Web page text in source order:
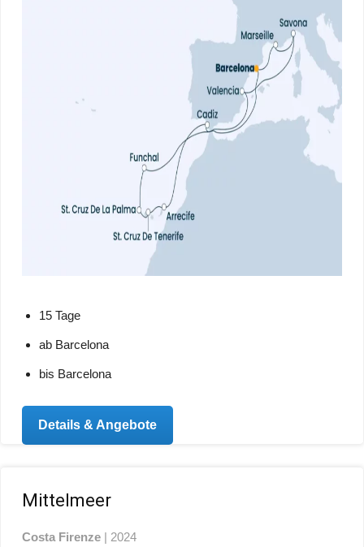
15 Tage
ab Barcelona
bis Barcelona
Details & Angebote
Mittelmeer
Costa Firenze | 2024